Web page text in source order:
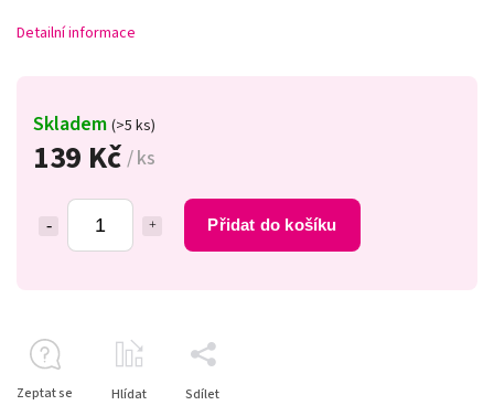
139 Kč / ks
Přidat do košíku
Skladem (>5 ks)
Detailní informace
Zeptat se Hlídat Sdílet